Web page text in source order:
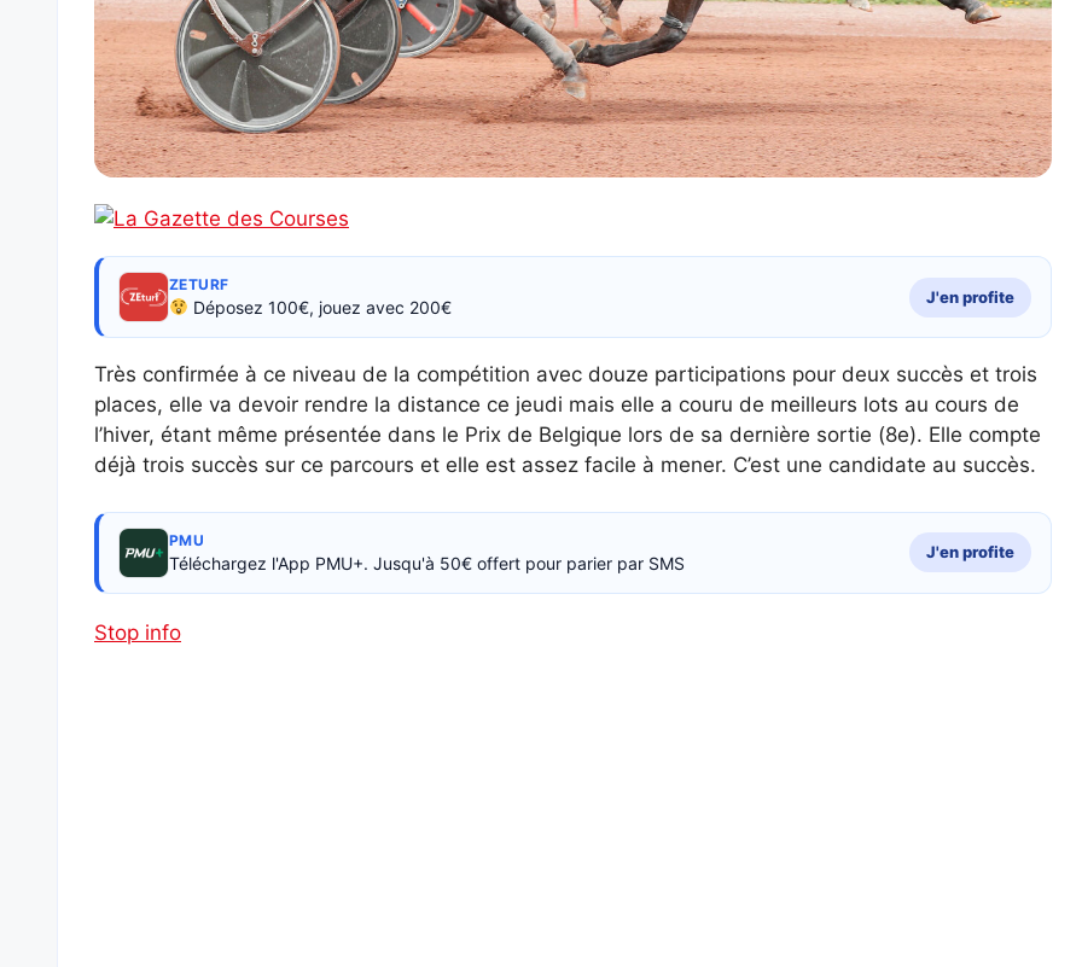
ZETURF
Déposez 100€, jouez avec 200€
J'en profite
Très confirmée à ce niveau de la compétition avec douze participations pour deux succès et trois
places, elle va devoir rendre la distance ce jeudi mais elle a couru de meilleurs lots au cours de
l’hiver, étant même présentée dans le Prix de Belgique lors de sa dernière sortie (8e). Elle compte
déjà trois succès sur ce parcours et elle est assez facile à mener. C’est une candidate au succès.
PMU
Téléchargez l'App PMU+. Jusqu'à 50€ offert pour parier par SMS
J'en profite
Stop info